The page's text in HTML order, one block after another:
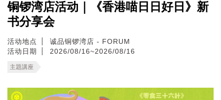
铜锣湾店活动｜《香港喵日日好日》新
书分享会
活动地点
诚品铜锣湾店 - FORUM
活动日期
2026/08/16~2026/08/16
主題講座